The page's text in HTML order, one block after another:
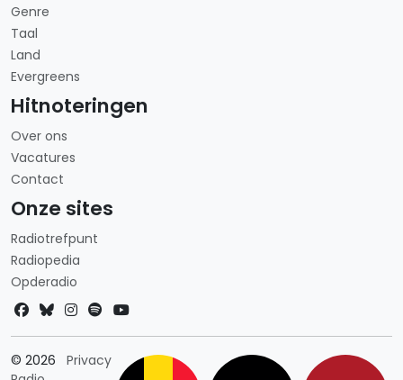
Genre
Taal
Land
Evergreens
Hitnoteringen
Over ons
Vacatures
Contact
Onze sites
Radiotrefpunt
Radiopedia
Opderadio
© 2026
PrivacyLandkeuze